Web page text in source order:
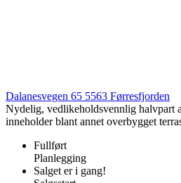
Dalanesvegen 65 5563 Førresfjorden
Nydelig, vedlikeholdsvennlig halvpart
inneholder blant annet overbygget
Fullført
Planlegging
Salget er i gang!